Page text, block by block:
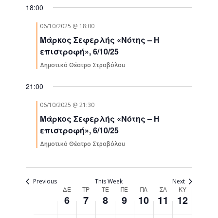
18:00
06/10/2025 @ 18:00
Μάρκος Σεφερλής «Νότης – Η
επιστροφή», 6/10/25
Δημοτικό Θέατρο Στροβόλου
21:00
06/10/2025 @ 21:30
Μάρκος Σεφερλής «Νότης – Η
επιστροφή», 6/10/25
Δημοτικό Θέατρο Στροβόλου
Previous This Week Next
ΔΕ
6
ΤΡ
7
ΤΕ
8
ΠΕ
9
ΠΑ
10
ΣΑ
11
ΚΥ
12
01:00
02:00
04:00
05:00
06:00
6
2025
7
2025
this
8
9
10
11
12